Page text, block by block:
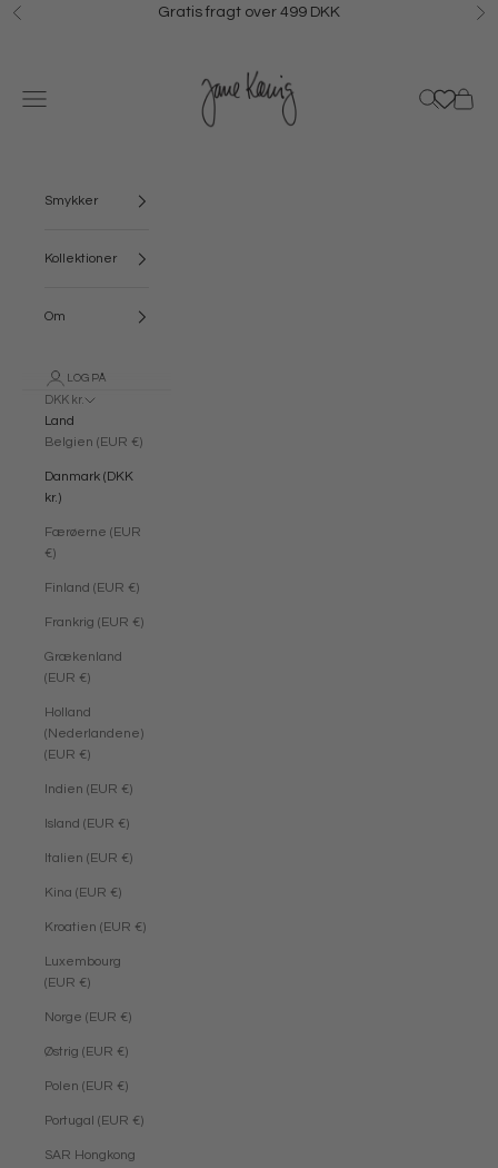
Spring til indhold
Forrige Gratis fragt over 499 DKK
Jane Kønig
Menu Søg Kurv
Smykker
Kollektioner
Om
LOG PÅ
DKK kr.
Land
Belgien (EUR €)
Danmark (DKK
kr.)
Færøerne (EUR
€)
Finland (EUR €)
Frankrig (EUR €)
Grækenland
(EUR €)
Holland
(Nederlandene)
(EUR €)
Indien (EUR €)
Island (EUR €)
Italien (EUR €)
Kina (EUR €)
Kroatien (EUR €)
Luxembourg
(EUR €)
Norge (EUR €)
Østrig (EUR €)
Polen (EUR €)
Portugal (EUR €)
SAR Hongkong